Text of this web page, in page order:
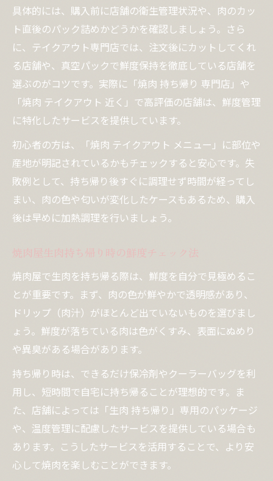
具体的には、購入前に店舗の衛生管理状況や、肉のカッ
ト直後のパック詰めかどうかを確認しましょう。さら
に、テイクアウト専門店では、注文後にカットしてくれ
る店舗や、真空パックで鮮度保持を徹底している店舗を
選ぶのがコツです。実際に「焼肉 持ち帰り 専門店」や
「焼肉 テイクアウト 近く」で高評価の店舗は、鮮度管理
に特化したサービスを提供しています。
初心者の方は、「焼肉 テイクアウト メニュー」に部位や
産地が明記されているかもチェックすると安心です。失
敗例として、持ち帰り後すぐに調理せず時間が経ってし
まい、肉の色や匂いが変化したケースもあるため、購入
後は早めに加熱調理を行いましょう。
焼肉屋生肉持ち帰り時の鮮度チェック法
焼肉屋で生肉を持ち帰る際は、鮮度を自分で見極めるこ
とが重要です。まず、肉の色が鮮やかで透明感があり、
ドリップ（肉汁）がほとんど出ていないものを選びまし
ょう。鮮度が落ちている肉は色がくすみ、表面にぬめり
や異臭がある場合があります。
持ち帰り時は、できるだけ保冷剤やクーラーバッグを利
用し、短時間で自宅に持ち帰ることが理想的です。ま
た、店舗によっては「生肉 持ち帰り」専用のパッケージ
や、温度管理に配慮したサービスを提供している場合も
あります。こうしたサービスを活用することで、より安
心して焼肉を楽しむことができます。